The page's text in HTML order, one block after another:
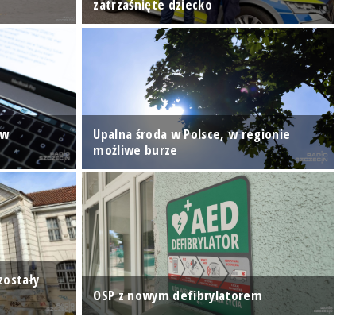
zatrzaśnięte dziecko
Upalna środa w Polsce, w regionie
możliwe burze
OSP z nowym defibrylatorem